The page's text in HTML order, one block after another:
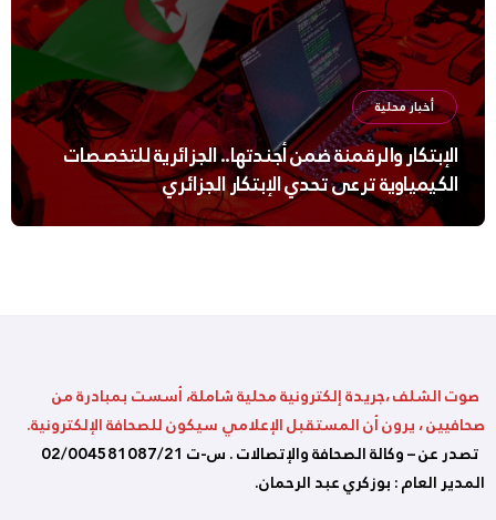
أخبار محلية
الإبتكار والرقمنة ضمن أجندتها.. الجزائرية للتخصصات
الكيمياوية ترعى تحدي الإبتكار الجزائري
صوت الشلف ،جريدة إلكترونية محلية شاملة، أسست بمبادرة من
صحافيين ، يرون أن المستقبل الإعلامي سيكون للصحافة الإلكترونية.
تصدر عن – وكالة الصحافة والإتصالات . س-ت 02/004581087/21
المدير العام : بوزكري عبد الرحمان.